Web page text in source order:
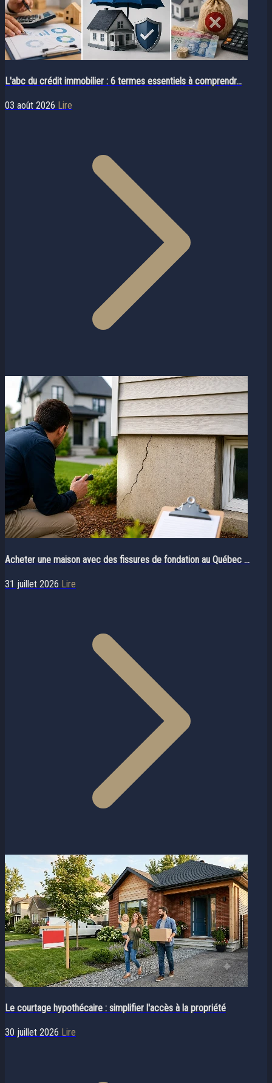
L'abc du crédit immobilier : 6 termes essentiels à comprendr...
03 août 2026 Lire
Acheter une maison avec des fissures de fondation au Québec ...
31 juillet 2026 Lire
Le courtage hypothécaire : simplifier l'accès à la propriété
30 juillet 2026 Lire